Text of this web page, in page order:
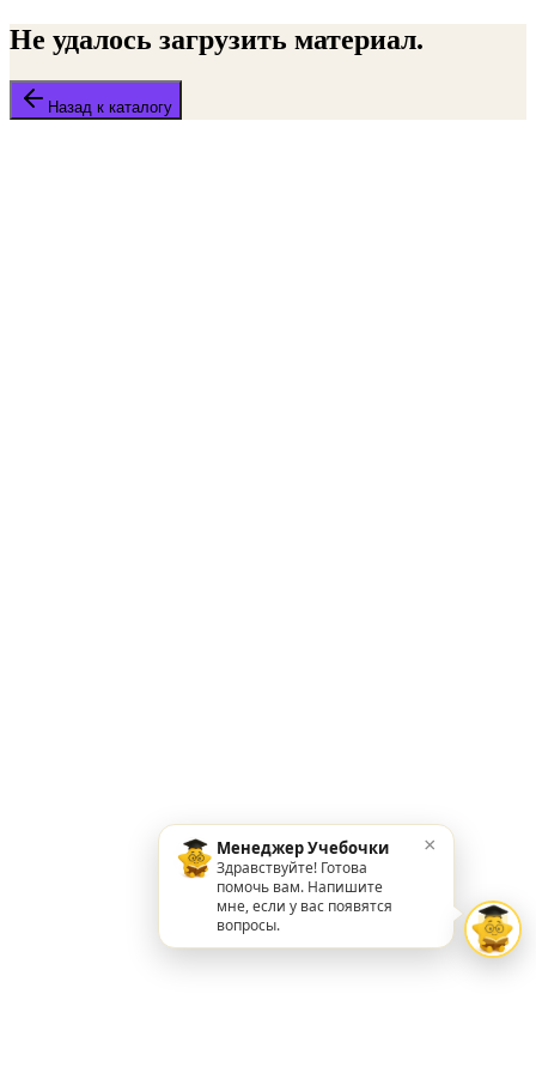
Не удалось загрузить материал.
Назад к каталогу
Менеджер Учебочки
Здравствуйте! Готова
помочь вам. Напишите
мне, если у вас появятся
вопросы.
×